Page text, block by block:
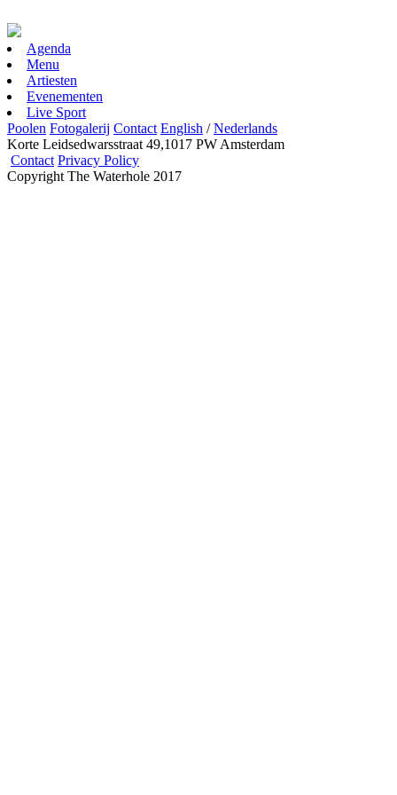
Agenda
Menu
Artiesten
Evenementen
Live Sport
Poolen Fotogalerij Contact English /Nederlands
Korte Leidsedwarsstraat 49,1017 PW Amsterdam
Contact Privacy Policy
Copyright The Waterhole 2017